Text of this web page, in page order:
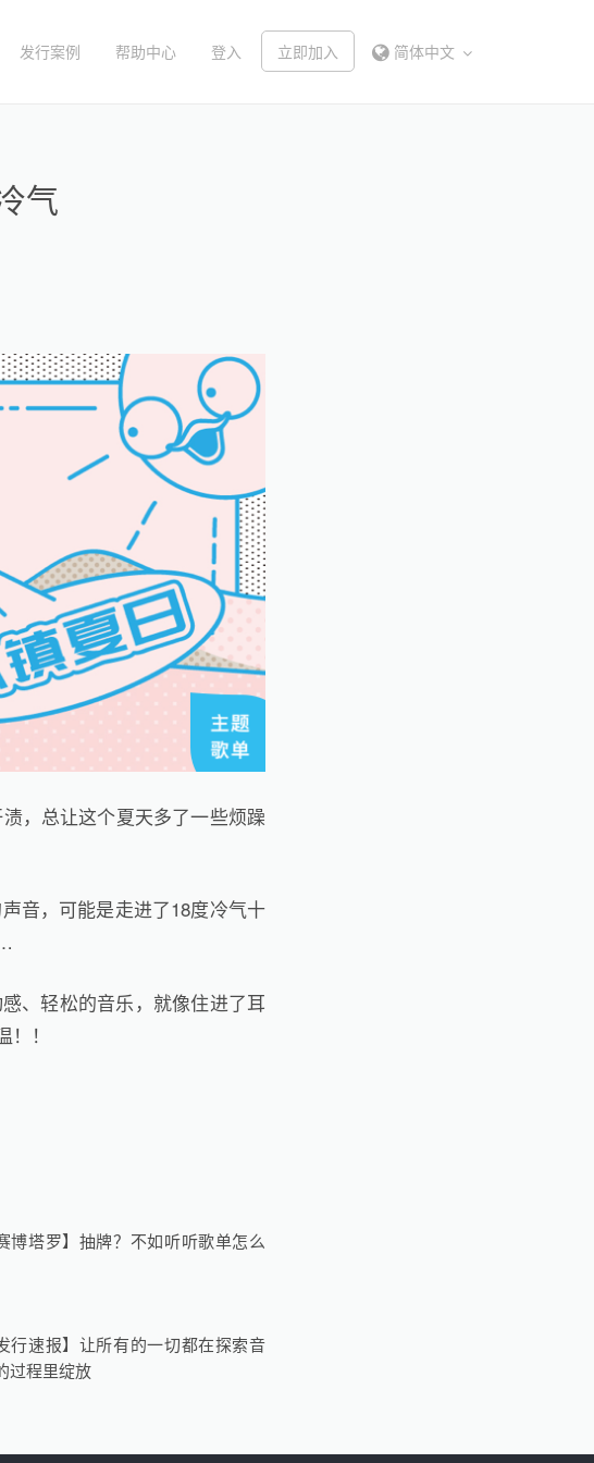
发行案例 帮助中心 登入 立即加入 简体中文
气
，总让这个夏天多了一些烦躁
音，可能是走进了18度冷气十
、轻松的音乐，就像住进了耳
！
赛博塔罗】抽牌？不如听听歌单怎么
发行速报】让所有的一切都在探索音
过程里绽放